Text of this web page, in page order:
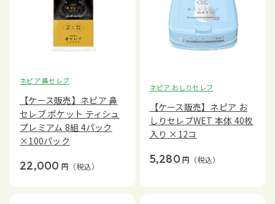
ネピア 鼻セレブ
【ケース販売】ネピア 鼻
セレブ ポケット ティシュ
プレミアム 8組 4パック
×100パック
22,000 円 （税込）
ネピア おしりセレブ
【ケース販売】ネピア お
しりセレブWET 本体 40枚
入り ×12コ
5,280 円 （税込）